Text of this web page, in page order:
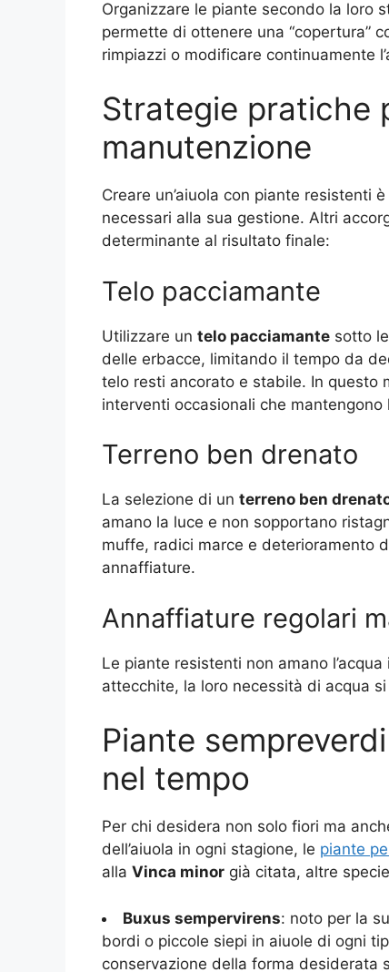
Organizzare le piante secondo la loro
permette di ottenere una “copertura”
rimpiazzi o modificare continuamente
Strategie pratiche
manutenzione
Creare un’aiuola con piante resistenti
necessari alla sua gestione. Altri
determinante al risultato finale:
Telo pacciamante
Utilizzare un telo pacciamante sotto
delle erbacce, limitando il tempo da
telo resti ancorato e stabile. In questo
interventi occasionali che mantengono
Terreno ben drenato
La selezione di un terreno ben
amano la luce e non sopportano
muffe, radici marce e deterioramento
annaffiature.
Annaffiature regolari
Le piante resistenti non amano
attecchite, la loro necessità di acqua
Piante
nel tempo
Per chi desidera non solo fiori ma
dell’aiuola in ogni stagione, le piante
alla Vinca minor già citata, altre
Buxus sempervirens: noto per la
bordi o piccole siepi in aiuole di ogni
conservazione della forma desiderata